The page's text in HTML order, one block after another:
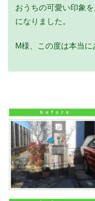
おうちの可愛い印象
になりました。
M様、この度は本当に